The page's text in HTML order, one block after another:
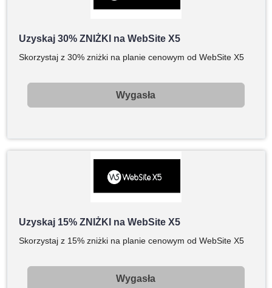
Uzyskaj 30% ZNIŻKI na WebSite X5
Skorzystaj z 30% zniżki na planie cenowym od WebSite X5
Wygasła
Uzyskaj 15% ZNIŻKI na WebSite X5
Skorzystaj z 15% zniżki na planie cenowym od WebSite X5
Wygasła